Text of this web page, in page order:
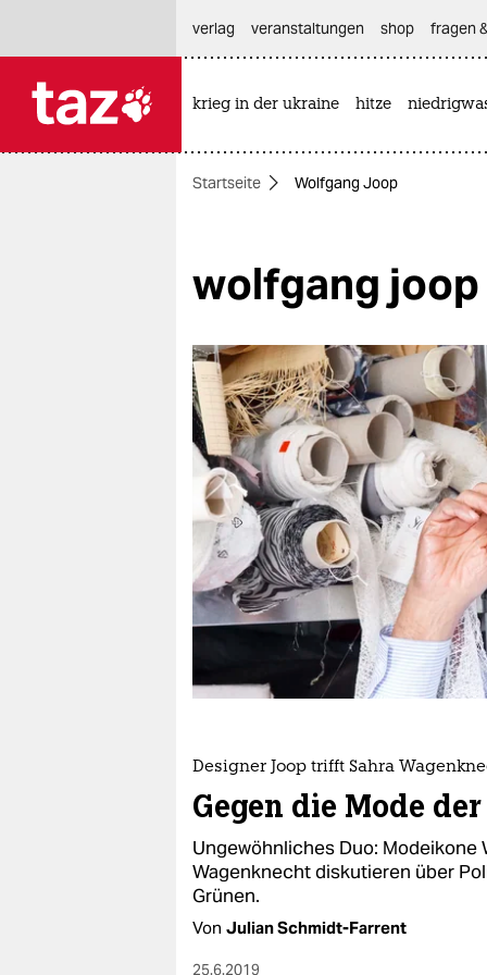
themen
öko
gesellschaft
kultur
sport
berlin
nord
wahrheit
verlag
verlag
shop
fragen & hilfe
unterstützen
abo
genossenschaft
verlag
veranstaltungen shop fragen
krieg in der ukraine hitze
Startseite Wolfgang Joop
wolfgang joop
Designer Joop trifft Sahra
Gegen die Mode
Ungewöhnliches Duo: Modeikone
Wagenknecht diskutieren über
Grünen.
Von Julian Schmidt-Farrent
25.6.2019